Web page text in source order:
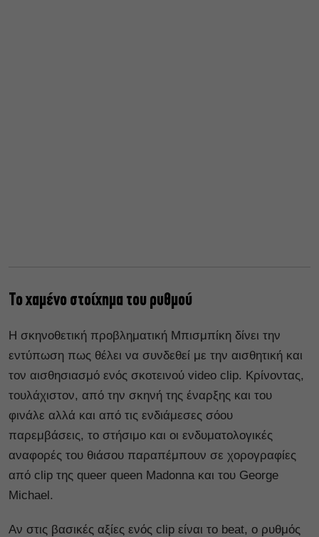
Το χαμένο στοίχημα του ρυθμού
Η σκηνοθετική προβληματική Μπισμπίκη δίνει την
εντύπωση πως θέλει να συνδεθεί με την αισθητική και
τον αισθησιασμό ενός σκοτεινού video clip. Κρίνοντας,
τουλάχιστον, από την σκηνή της έναρξης και του
φινάλε αλλά και από τις ενδιάμεσες σόου
παρεμβάσεις, το στήσιμο και οι ενδυματολογικές
αναφορές του θιάσου παραπέμπουν σε χορογραφίες
από clip της queer queen Madonna και του George
Michael.
Αν στις βασικές αξίες ενός clip είναι το beat, ο ρυθμός